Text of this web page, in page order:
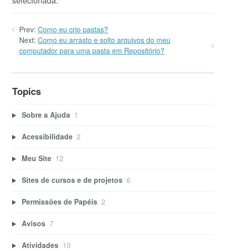
Prev: Como eu crio pastas?
Next: Como eu arrasto e solto arquivos do meu
computador para uma pasta em Repositório?
Topics
Sobre a Ajuda 1
Acessibilidade 2
Meu Site 12
Sites de cursos e de projetos 6
Permissões de Papéis 2
Avisos 7
Atividades 10